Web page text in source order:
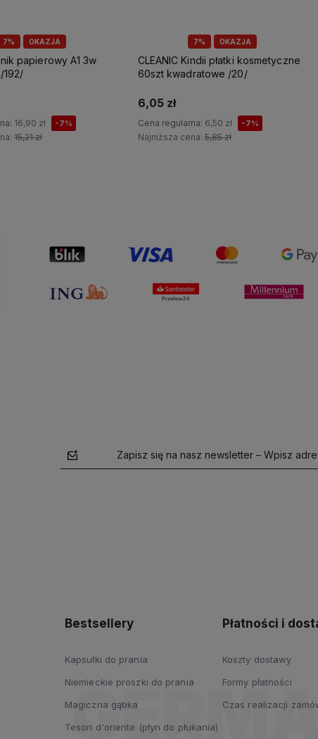
7% OKAZJA
192/
16,90 zł -7%
15,21 zł
7% OKAZJA
CLEANIC Kindii płatki kosmetyczne
60szt kwadratowe /20/
6,05 zł
Cena regularna: 6,50 zł -7%
Najniższa cena:5,85 zł
Zapisz się na nasz newsletter – Wpisz
Bestsellery
Kapsułki do prania
Niemieckie proszki do prania
Magiczna gąbka
Tesori d'oriente (płyn do płukania)
Płatności i
Koszty dostawy
Formy płatności
Czas realizacji